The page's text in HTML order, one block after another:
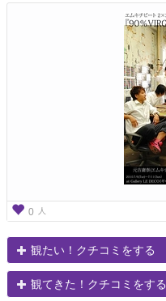
0 人
観たい！クチコミをする
観てきた！クチコミをする